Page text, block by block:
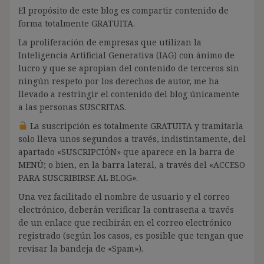
El propósito de este blog es compartir contenido de
forma totalmente GRATUITA.
La proliferación de empresas que utilizan la
Inteligencia Artificial Generativa (IAG) con ánimo de
lucro y que se apropian del contenido de terceros sin
ningún respeto por los derechos de autor, me ha
llevado a restringir el contenido del blog únicamente
a las personas SUSCRITAS.
La suscripción es totalmente GRATUITA y tramitarla
solo lleva unos segundos a través, indistintamente, del
apartado «SUSCRIPCIÓN» que aparece en la barra de
MENÚ; o bien, en la barra lateral, a través del «ACCESO
PARA SUSCRIBIRSE AL BLOG».
Una vez facilitado el nombre de usuario y el correo
electrónico, deberán verificar la contraseña a través
de un enlace que recibirán en el correo electrónico
registrado (según los casos, es posible que tengan que
revisar la bandeja de «Spam»).